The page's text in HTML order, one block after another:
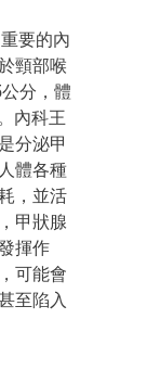
要的內
頸部喉
分，體
內科王
分泌甲
體各種
，並活
甲狀腺
揮作
可能會
至陷入